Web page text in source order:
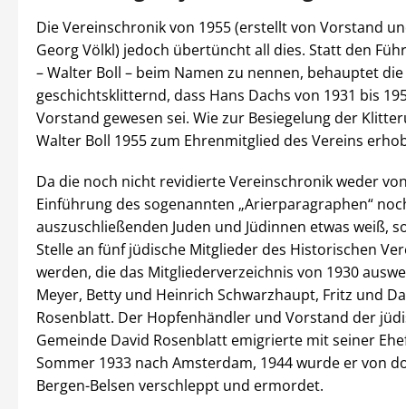
Die Vereinschronik von 1955 (erstellt von Vorstand
Georg Völkl) jedoch übertüncht all dies. Statt den
– Walter Boll – beim Namen zu nennen, behauptet
geschichtsklitternd, dass Hans Dachs von 1931 bis
Vorstand gewesen sei. Wie zur Besiegelung der
Walter Boll 1955 zum Ehrenmitglied des Vereins
Da die noch nicht revidierte Vereinschronik weder
Einführung des sogenannten „Arierparagraphen“
auszuschließenden Juden und Jüdinnen etwas weiß,
Stelle an fünf jüdische Mitglieder des Historischen
werden, die das Mitgliederverzeichnis von 1930
Meyer, Betty und Heinrich Schwarzhaupt, Fritz und
Rosenblatt. Der Hopfenhändler und Vorstand der
Gemeinde David Rosenblatt emigrierte mit seiner
Sommer 1933 nach Amsterdam, 1944 wurde er von
Bergen-Belsen verschleppt und ermordet.